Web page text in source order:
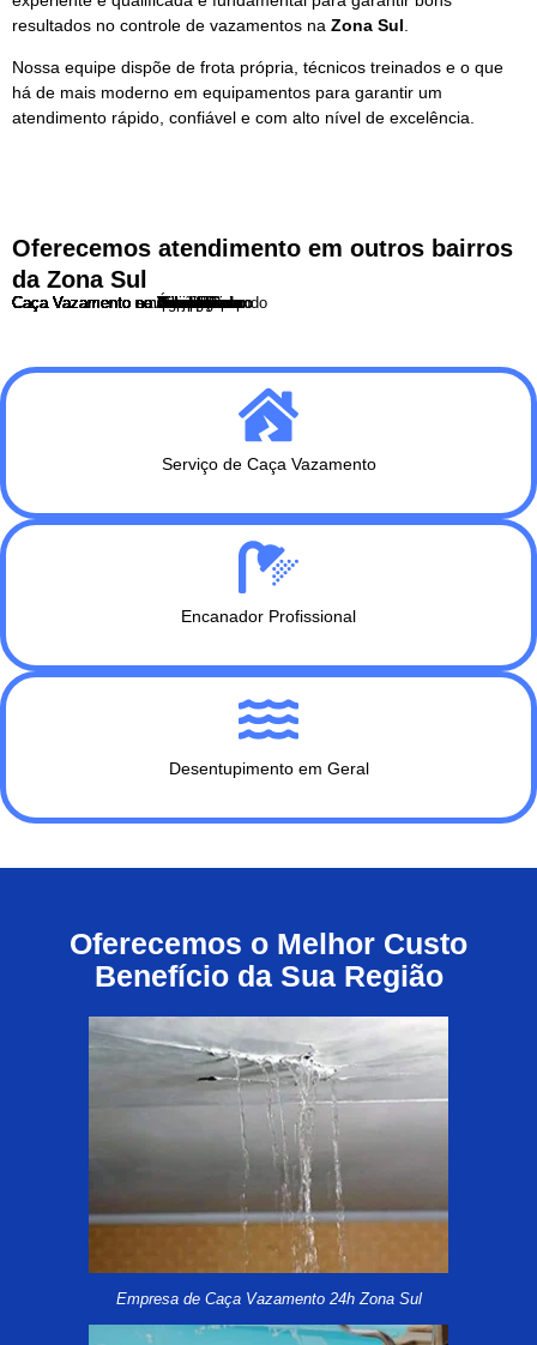
resultados no controle de vazamentos na Zona Sul
Nossa equipe dispõe de frota própria, técnicos treinados e o que
há de mais moderno em equipamentos para garantir um
atendimento rápido, confiável e com alto nível de excelência.
Oferecemos atendimento em outros bairros
da Zona Sul
Caça Vazamento no Ibirapuera
Caça Vazamento no Itaim Bibi
Caça Vazamento no Campo Belo
Caça Vazamento em Santo Amaro
Caça Vazamento na Aclimação
Caça Vazamento no Cambuci
Caça Vazamento na Vila Mariana
Caça Vazamento no Ipiranga
Caça Vazamento no Sacomã
Caça Vazamento no Jabaquara
Caça Vazamento em Interlagos
Caça Vazamento no Morumbi
Caça Vazamento no Capão Redondo
Caça Vazamento no Grajau
Caça Vazamento no Campo Limpo
Caça Vazamento no Socorro
Caça Vazamento na Vila Olimpia
Caça Vazamento na Água Funda
Serviço de Caça Vazamento
Encanador Profissional
Desentupimento em Geral
Oferecemos o Melhor Custo
Benefício da Sua Região
Empresa de Caça Vazamento 24h Zona Sul